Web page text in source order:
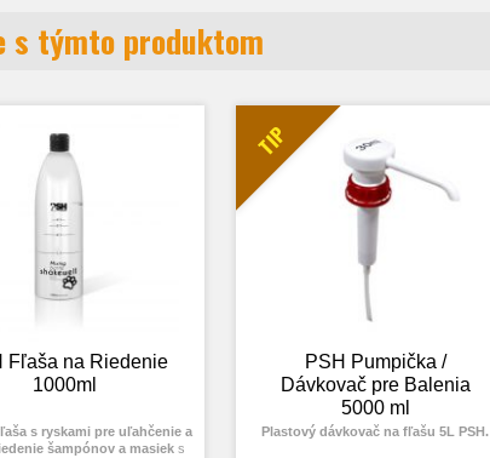
s týmto produktom
Fľaša na Riedenie
1000ml
s ryskami pre uľahčenie a
šampónov a masieks
TIP
PSH Pumpička /
Dávkovač pre Balenia
5000 ml
Plastový dávkovač na fľašu 5L PSH.